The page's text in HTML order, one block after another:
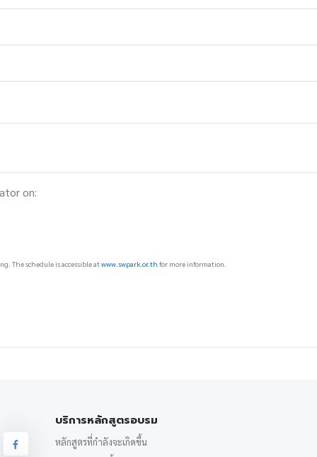
on:
The schedule is accessible atwww.swpark.or.th for more information.
บริการหลักสูตรอบรม
หลักสูตรที่กำลังจะเกิดขึ้น